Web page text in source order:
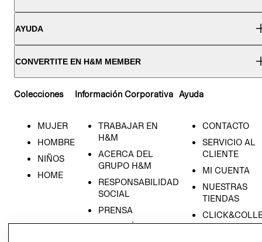
AYUDA
CONVERTITE EN H&M MEMBER
Colecciones
MUJER
HOMBRE
NIÑOS
HOME
Información Corporativa
TRABAJAR EN
H&M
ACERCA DEL
GRUPO H&M
RESPONSABILIDAD
SOCIAL
PRENSA
RELACIÓN CON
Ayuda
CONTACTO
SERVICIO AL
CLIENTE
MI CUENTA
NUESTRAS
TIENDAS
- RETIRO EN